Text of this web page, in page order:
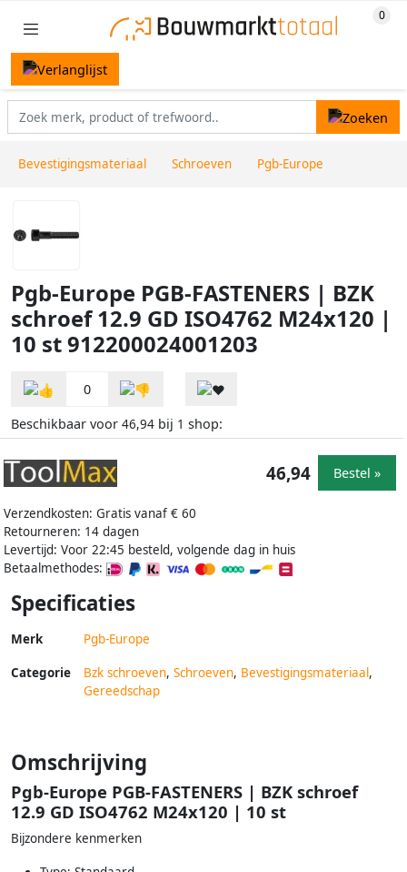
Bevestigingsmateriaal Schroeven Pgb-Europe
Pgb-Europe PGB-FASTENERS | BZK
schroef 12.9 GD ISO4762 M24x120 |
10 st 912200024001203
0
Beschikbaar voor 46,94 bij 1 shop:
Verzendkosten: Gratis vanaf € 60
Retourneren: 14 dagen
Levertijd: Voor 22:45 besteld, volgende dag in huis
Betaalmethodes:
46,94 Bestel »
Specificaties
Merk Pgb-Europe
Categorie Bzk schroeven, Schroeven, Bevestigingsmateriaal,
Gereedschap
Omschrijving
Pgb-Europe PGB-FASTENERS | BZK schroef
12.9 GD ISO4762 M24x120 | 10 st
Bijzondere kenmerken